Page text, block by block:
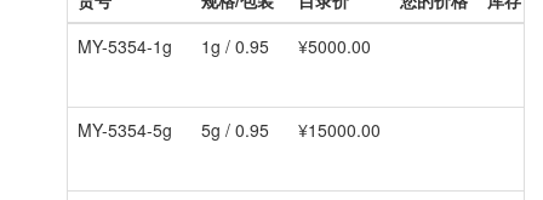
MY-5354-1g
1g / 0.95 ¥5000.00
MY-5354-5g 5g / 0.95 ¥15000.00